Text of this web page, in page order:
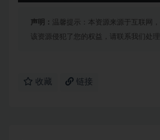
声明： 温馨提示：本资源来源于互联网
该资源侵犯了您的权益，请联系我们处理
收藏 链接